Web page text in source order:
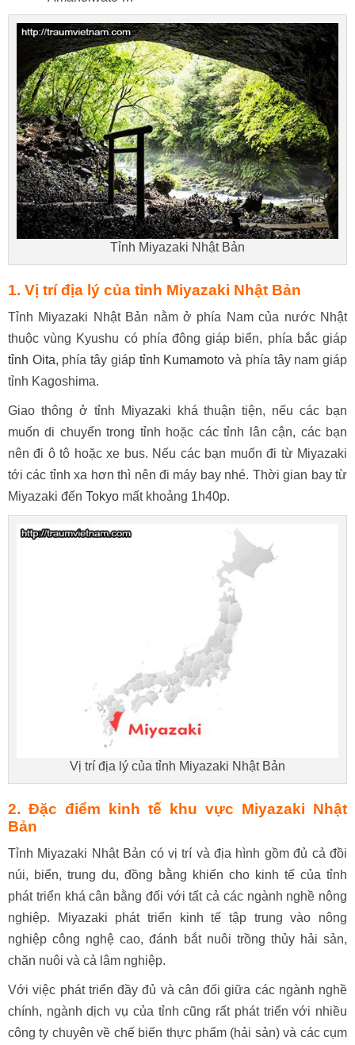
Tỉnh Miyazaki Nhật Bản
1. Vị trí địa lý của tỉnh Miyazaki Nhật Bản
Tỉnh Miyazaki Nhật Bản nằm ở phía Nam của nước Nhật
thuộc vùng Kyushu có phía đông giáp biển, phía bắc giáp
tỉnh Oita, phía tây giáp tỉnh Kumamoto và phía tây nam giáp
tỉnh Kagoshima.
Giao thông ở tỉnh Miyazaki khá thuận tiện, nếu các bạn
muốn di chuyển trong tỉnh hoặc các tỉnh lân cận, các bạn
nên đi ô tô hoặc xe bus. Nếu các bạn muốn đi từ Miyazaki
tới các tỉnh xa hơn thì nên đi máy bay nhé. Thời gian bay từ
Miyazaki đến Tokyo mất khoảng 1h40p.
Vị trí địa lý của tỉnh Miyazaki Nhật Bản
2. Đặc điểm kinh tế khu vực Miyazaki Nhật
Bản
Tỉnh Miyazaki Nhật Bản có vị trí và địa hình gồm đủ cả đồi
núi, biển, trung du, đồng bằng khiến cho kinh tế của tỉnh
phát triển khá cân bằng đối với tất cả các ngành nghề nông
nghiệp. Miyazaki phát triển kinh tế tập trung vào nông
nghiệp công nghệ cao, đánh bắt nuôi trồng thủy hải sản,
chăn nuôi và cả lâm nghiệp.
Với việc phát triển đầy đủ và cân đối giữa các ngành nghề
chính, ngành dịch vụ của tỉnh cũng rất phát triển với nhiều
công ty chuyên về chế biến thực phẩm (hải sản) và các cụm